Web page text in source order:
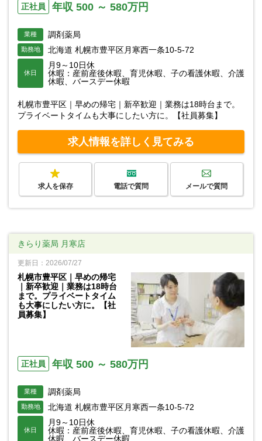
正社員 年収 500 ～ 580万円
業種 調剤薬局
勤務地 北海道 札幌市豊平区月寒西一条10-5-72
休日
月9～10日休
休暇：産前産後休暇、育児休暇、子の看護休暇、介護
休暇、バースデー休暇
札幌市豊平区｜早めの帰宅｜新卒歓迎｜業務は18時台まで。
プライベートタイムも大事にしたい方に。【社員募集】
求人情報を詳しく見てみる
求人を保存 電話で質問 メールで質問
きらり薬局 月寒店
更新日：2026/07/27
札幌市豊平区｜早めの帰宅
｜新卒歓迎｜業務は18時台
まで。プライベートタイム
も大事にしたい方に。【社
員募集】
正社員 年収 500 ～ 580万円
業種 調剤薬局
勤務地 北海道 札幌市豊平区月寒西一条10-5-72
休日
月9～10日休
休暇：産前産後休暇、育児休暇、子の看護休暇、介護
休暇、バースデー休暇